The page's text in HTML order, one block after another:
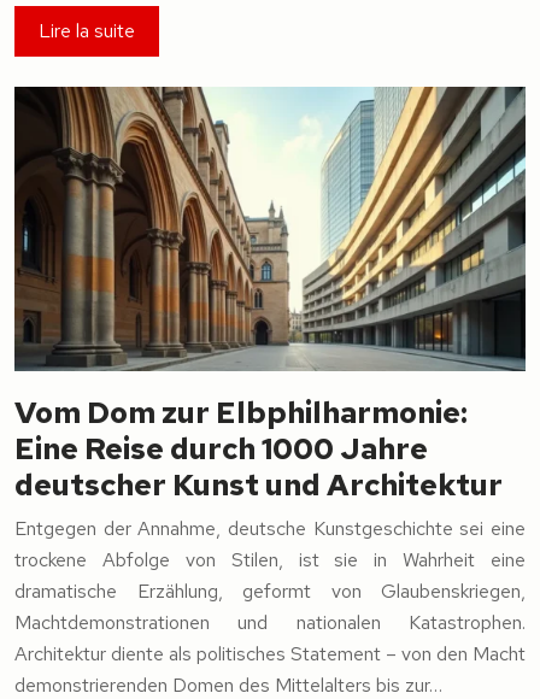
Lire la suite
Vom Dom zur Elbphilharmonie:
Eine Reise durch 1000 Jahre
deutscher Kunst und Architektur
Entgegen der Annahme, deutsche Kunstgeschichte sei eine
trockene Abfolge von Stilen, ist sie in Wahrheit eine
dramatische Erzählung, geformt von Glaubenskriegen,
Machtdemonstrationen und nationalen Katastrophen.
Architektur diente als politisches Statement – von den Macht
demonstrierenden Domen des Mittelalters bis zur…